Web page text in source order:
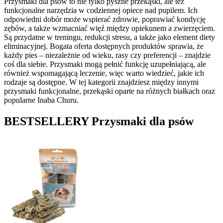
funkcjonalne narzędzia w codziennej opiece nad pupilem. Ich
odpowiedni dobór może wspierać zdrowie, poprawiać kondycję
zębów, a także wzmacniać więź między opiekunem a zwierzęciem.
Są przydatne w treningu, redukcji stresu, a także jako element diety
eliminacyjnej. Bogata oferta dostępnych produktów sprawia, że
każdy pies – niezależnie od wieku, rasy czy preferencji – znajdzie
coś dla siebie. Przysmaki mogą pełnić funkcję uzupełniającą, ale
również wspomagającą leczenie, więc warto wiedzieć, jakie ich
rodzaje są dostępne. W tej kategorii znajdziesz między innymi
przysmaki funkcjonalne, przekąski oparte na różnych białkach oraz
popularne Inaba Churu.
BESTSELLERYPrzysmaki dla psów